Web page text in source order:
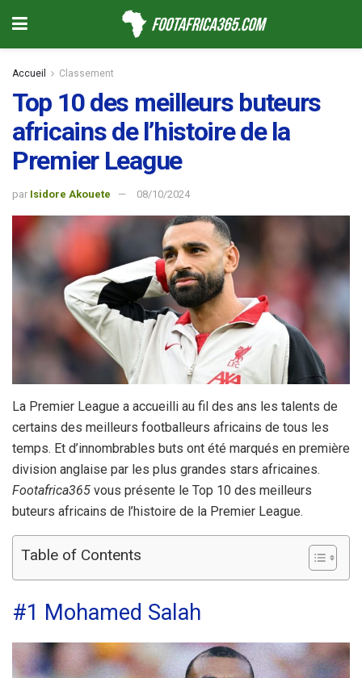
Accueil Classement
Top 10 des meilleurs buteurs
africains de l’histoire de la
Premier League
par Isidore Akouete 08/10/2024
La Premier League a accueilli au fil des ans les talents de
certains des meilleurs footballeurs africains de tous les
temps. Et d’innombrables buts ont été marqués en première
division anglaise par les plus grandes stars africaines.
Footafrica365 vous présente le Top 10 des meilleurs
buteurs africains de l’histoire de la Premier League.
Table of Contents
#1 Mohamed Salah